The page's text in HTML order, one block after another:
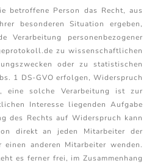
betroffene Person das Recht, aus
besonderen Situation ergeben,
Verarbeitung personenbezogener
zu wissenschaftlichen
oder zu statistischen
1 DS-GVO erfolgen, Widerspruch
eine solche Verarbeitung ist zur
Interesse liegenden Aufgabe
des Rechts auf Widerspruch kann
direkt an jeden Mitarbeiter der
einen anderen Mitarbeiter wenden.
es ferner frei, im Zusammenhang